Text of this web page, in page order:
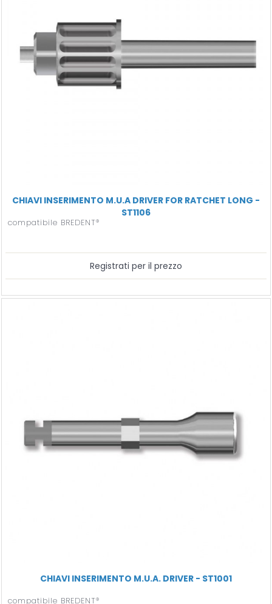
CHIAVI INSERIMENTO M.U.A DRIVER FOR RATCHET LONG -
ST1106
compatibile BREDENT®
Registrati per il prezzo
CHIAVI INSERIMENTO M.U.A. DRIVER - ST1001
compatibile BREDENT®